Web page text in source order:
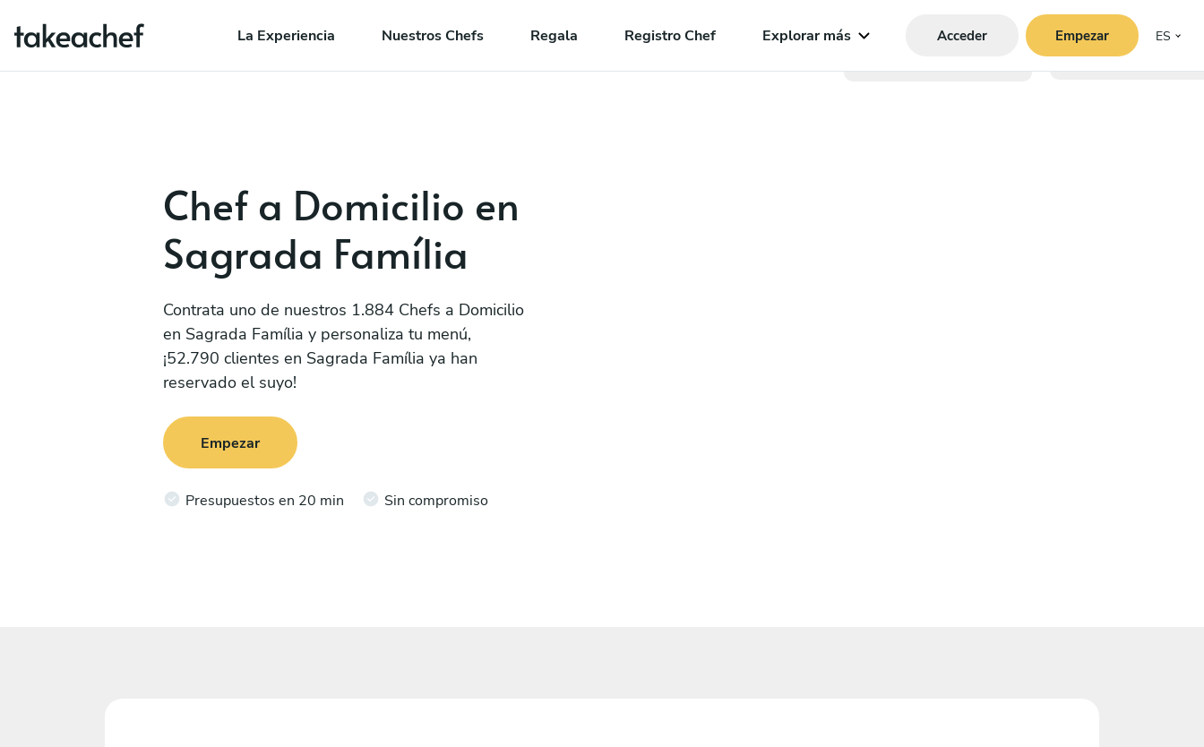
La Experiencia Nuestros Chefs Regala Registro Chef Explorar más Acceder Empezar ES
Chef a Domicilio en
Sagrada Família
Contrata uno de nuestros 1.884 Chefs a Domicilio
en Sagrada Família y personaliza tu menú,
¡52.790 clientes en Sagrada Família ya han
reservado el suyo!
Empezar
Presupuestos en 20 min Sin compromiso